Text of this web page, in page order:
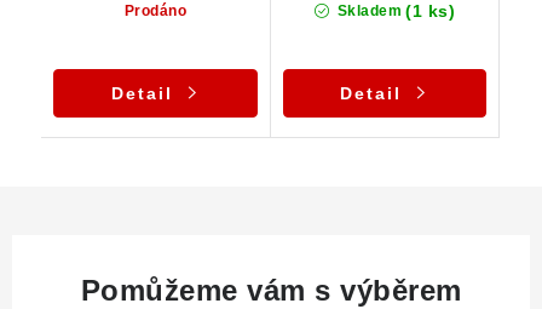
Prodáno
Detail
Skladem (1 ks)
Detail
Pomůžeme vám s výběrem